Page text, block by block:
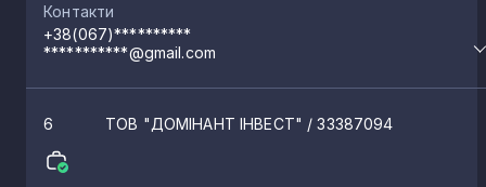
Новоберислав 1
Рикове
Контакти
+38(067)**********
***********@gmail.com
6 ТОВ "ДОМІНАНТ ІНВЕСТ" / 33387094